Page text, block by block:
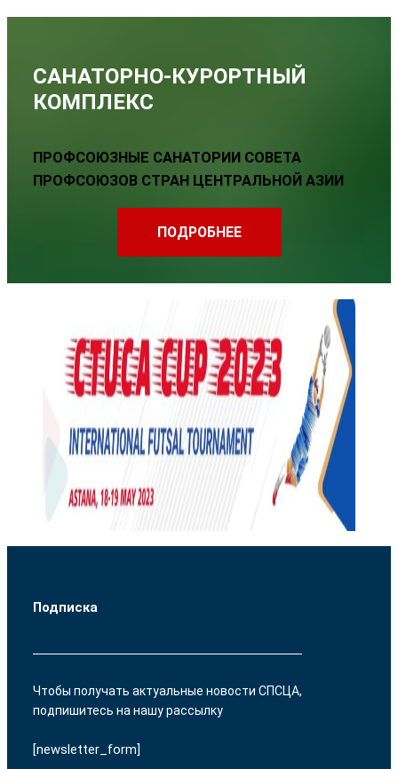
САНАТОРНО-КУРОРТНЫЙ
КОМПЛЕКС
ПРОФСОЮЗНЫЕ САНАТОРИИ СОВЕТА
ПРОФСОЮЗОВ СТРАН ЦЕНТРАЛЬНОЙ АЗИИ
ПОДРОБНЕЕ:
ПЕРСПЕКТИВЫ
СОТРУДНИЧЕСТВА
ПРОФЛИДЕРЫ
КАЗАХСТАНА
И
АЗЕРБАЙДЖАНА
Подписка
Чтобы получать актуальные новости СПСЦА,
подпишитесь на нашу рассылку
[newsletter_form]